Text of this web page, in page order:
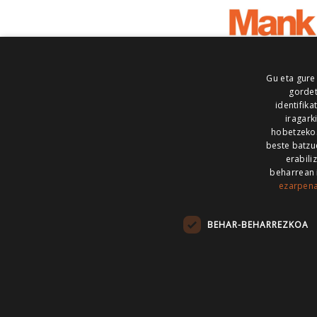
ALEA
MAILOPE NOAUA
Gu eta
hobetzeko.
beste
BEHAR-BEHARREZKOA